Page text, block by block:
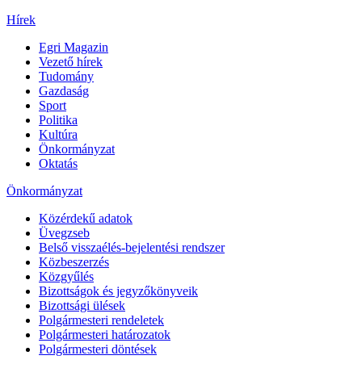
Hírek
Egri Magazin
Vezető hírek
Tudomány
Gazdaság
Sport
Politika
Kultúra
Önkormányzat
Oktatás
Önkormányzat
Közérdekű adatok
Üvegzseb
Belső visszaélés-bejelentési rendszer
Közbeszerzés
Közgyűlés
Bizottságok és jegyzőkönyveik
Bizottsági ülések
Polgármesteri rendeletek
Polgármesteri határozatok
Polgármesteri döntések